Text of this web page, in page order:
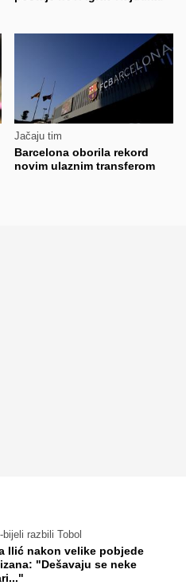
Jačaju tim
Barcelona oborila rekord
novim ulaznim transferom
bijeli razbili Tobol
Ilić nakon velike pobjede
"Dešavaju se neke